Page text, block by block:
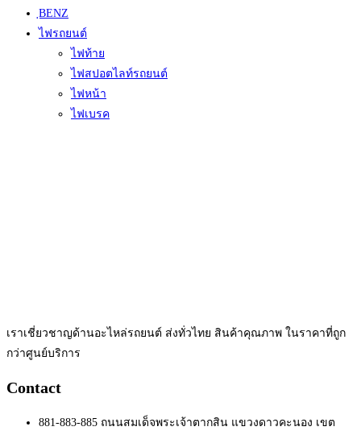
ฺBENZ
ไฟรถยนต์
ไฟท้าย
ไฟสปอตไลท์รถยนต์
ไฟหน้า
ไฟเบรค
เราเชี่ยวชาญด้านอะไหล่รถยนต์ ส่งทั่วไทย สินค้าคุณภาพ ในราคาที่ถูก
กว่าศูนย์บริการ
Contact
881-883-885 ถนนสมเด็จพระเจ้าตากสิน แขวงดาวคะนอง เขต